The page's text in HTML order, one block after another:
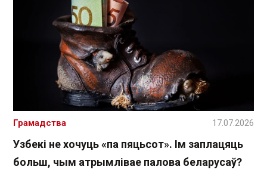
Узбекі не хочуць «па пяцьсот». Ім заплацяць
больш, чым атрымлівае палова беларусаў?
Грамадства 17.07.2026